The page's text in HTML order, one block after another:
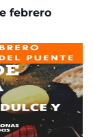
febrero